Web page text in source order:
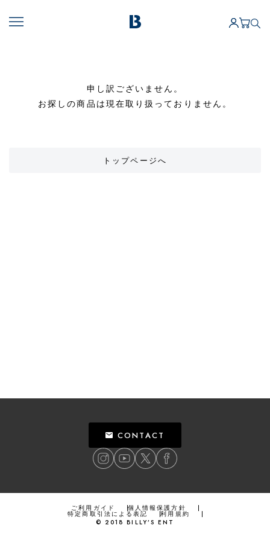
申し訳ございません。
お探しの商品は現在取り扱っておりません。
トップページへ
CONTACT
ご利用ガイド 個人情報保護方針
特定商取引法による表記
利用規約
© 2018 BILLY’S ENT